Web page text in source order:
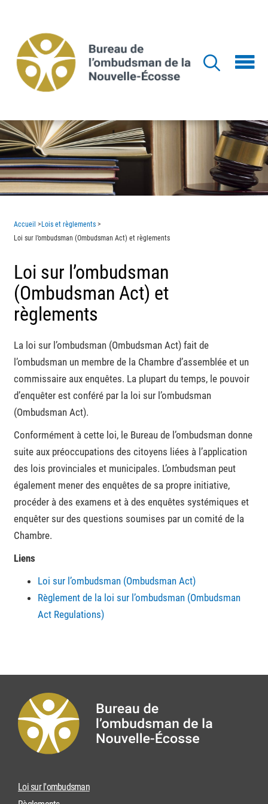
contenu
principal
Accueil > Lois et règlements >
Loi sur l’ombudsman (Ombudsman Act) et règlements
Loi sur l’ombudsman
(Ombudsman Act) et
règlements
La loi sur l’ombudsman (Ombudsman Act) fait de
l’ombudsman un membre de la Chambre d’assemblée et un
commissaire aux enquêtes. La plupart du temps, le pouvoir
d’enquêter est conféré par la loi sur l’ombudsman
(Ombudsman Act).
Conformément à cette loi, le Bureau de l’ombudsman donne
suite aux préoccupations des citoyens liées à l’application
des lois provinciales et municipales. L’ombudsman peut
également mener des enquêtes de sa propre initiative,
procéder à des examens et à des enquêtes systémiques et
enquêter sur des questions soumises par un comité de la
Chambre.
Liens
Loi sur l’ombudsman (Ombudsman Act)
Règlement de la loi sur l’ombudsman (Ombudsman
Act Regulations)
Loi sur l'ombudsman